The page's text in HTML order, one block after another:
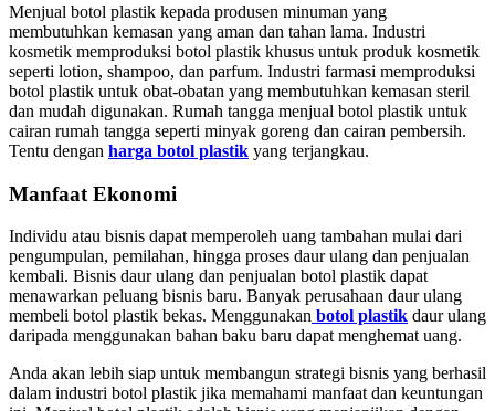
Menjual botol plastik kepada produsen minuman yang
membutuhkan kemasan yang aman dan tahan lama. Industri
kosmetik memproduksi botol plastik khusus untuk produk kosmetik
seperti lotion, shampoo, dan parfum. Industri farmasi memproduksi
botol plastik untuk obat-obatan yang membutuhkan kemasan steril
dan mudah digunakan. Rumah tangga menjual botol plastik untuk
cairan rumah tangga seperti minyak goreng dan cairan pembersih.
Tentu dengan harga botol plastik yang terjangkau.
Manfaat Ekonomi
Individu atau bisnis dapat memperoleh uang tambahan mulai dari
pengumpulan, pemilahan, hingga proses daur ulang dan penjualan
kembali. Bisnis daur ulang dan penjualan botol plastik dapat
menawarkan peluang bisnis baru. Banyak perusahaan daur ulang
membeli botol plastik bekas. Menggunakan botol plastik daur ulang
daripada menggunakan bahan baku baru dapat menghemat uang.
Anda akan lebih siap untuk membangun strategi bisnis yang berhasil
dalam industri botol plastik jika memahami manfaat dan keuntungan